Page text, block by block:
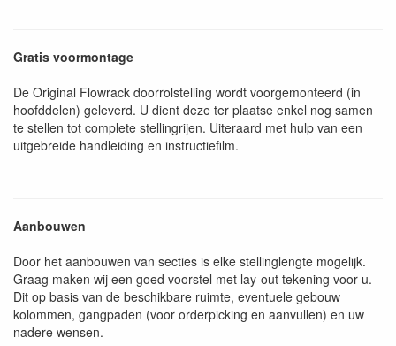
Gratis voormontage
De Original Flowrack doorrolstelling wordt voorgemonteerd (in
hoofddelen) geleverd. U dient deze ter plaatse enkel nog samen
te stellen tot complete stellingrijen. Uiteraard met hulp van een
uitgebreide handleiding en instructiefilm.
Aanbouwen
Door het aanbouwen van secties is elke stellinglengte mogelijk.
Graag maken wij een goed voorstel met lay-out tekening voor u.
Dit op basis van de beschikbare ruimte, eventuele gebouw
kolommen, gangpaden (voor orderpicking en aanvullen) en uw
nadere wensen.